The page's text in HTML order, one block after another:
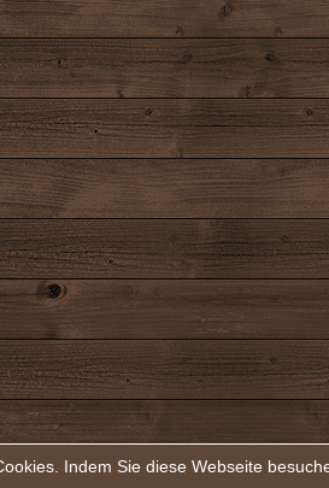
Indem Sie diese Webseite